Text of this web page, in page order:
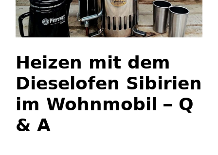
Heizen mit dem
Dieselofen Sibirien
im Wohnmobil – Q
& A